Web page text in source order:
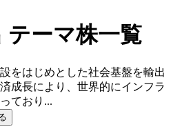
テーマ株一覧
をはじめとした社会基盤を輸出
成長により、世界的にインフラ
ており...